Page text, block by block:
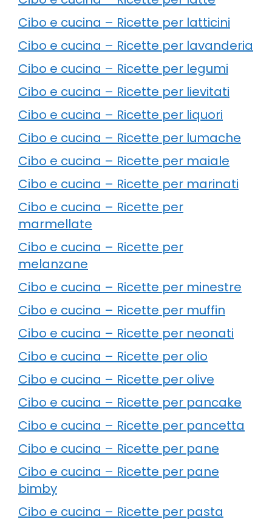
Cibo e cucina – Ricette per latticini
Cibo e cucina – Ricette per lavanderia
Cibo e cucina – Ricette per legumi
Cibo e cucina – Ricette per lievitati
Cibo e cucina – Ricette per liquori
Cibo e cucina – Ricette per lumache
Cibo e cucina – Ricette per maiale
Cibo e cucina – Ricette per marinati
Cibo e cucina – Ricette per
marmellate
Cibo e cucina – Ricette per
melanzane
Cibo e cucina – Ricette per minestre
Cibo e cucina – Ricette per muffin
Cibo e cucina – Ricette per neonati
Cibo e cucina – Ricette per olio
Cibo e cucina – Ricette per olive
Cibo e cucina – Ricette per pancake
Cibo e cucina – Ricette per pancetta
Cibo e cucina – Ricette per pane
Cibo e cucina – Ricette per pane
bimby
Cibo e cucina – Ricette per pasta